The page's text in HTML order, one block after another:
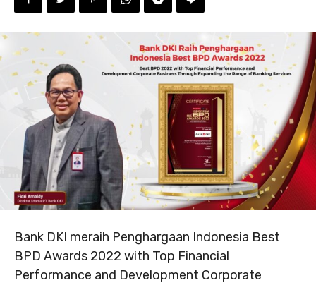
Bank DKI meraih Penghargaan Indonesia Best
BPD Awards 2022 with Top Financial
Performance and Development Corporate